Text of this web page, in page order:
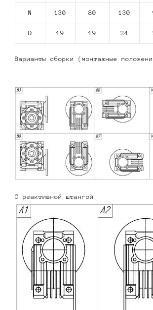
N 130 80 130
D 19 19 24
Варианты сборки (монтажные
С реактивной штангой